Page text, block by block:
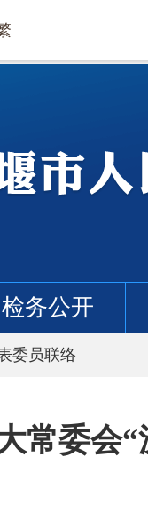
检务公开
委员联络
常委会